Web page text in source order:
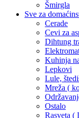
Šmirgla
Sve za
Cerade
Cevi za
Dihtung
Kuhinja
Lepkovi
Lule,
Mreža (
Ostalo
Rasveta (